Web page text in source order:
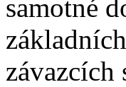
samotné
závazcích